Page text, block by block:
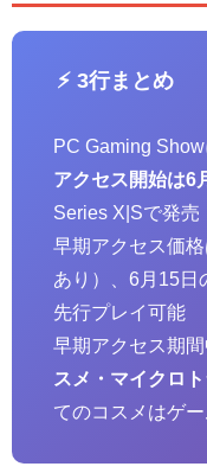
⚡ 3行まとめ
PC Gaming
アクセス開始は6
Series X|Sで発売
早期アクセス価格
あり）、6月15日
先行プレイ可能
早期アクセス期
スメ・マイクロ
てのコスメはゲ